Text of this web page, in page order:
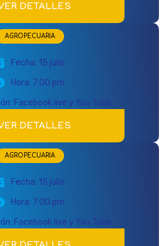
DETALLES
AGROPECUARIA
Fecha: 15 julio
Hora: 7:00 pm
Facebook live y You Tube.
DETALLES
AGROPECUARIA
Fecha: 15 julio
Hora: 7:00 pm
Facebook live y You Tube.